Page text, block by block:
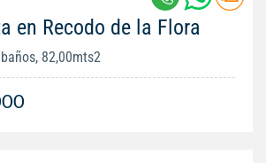
en Recodo de la Flora
82,00mts2